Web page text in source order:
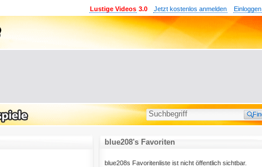
Einloggen
Jetzt kostenlos anmelden
Lustige Videos 3.0
blue208's Favoriten
blue208s Favoritenliste ist nicht öffentlich sichtbar.